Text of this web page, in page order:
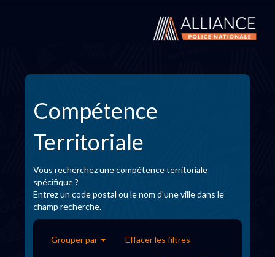
Compétence
Territoriale
Vous recherchez une compétence territoriale
spécifique ?
Entrez un code postal ou le nom d'une ville dans le
champ recherche.
Grouper par Effacer les filtres